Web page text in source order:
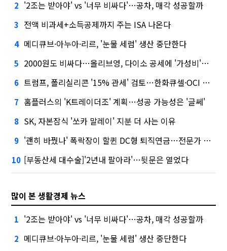
2 '2조는 받아야' vs '너무 비싸다'…공차, 매각 성공할까
3 전액 비과세+소득공제까지 주는 ISA 나온다
4 메디큐브·아누아·리르, '눈물 세럼' 생산 중단한다
5 2000원도 비싸다…올리브영, 다이소 공세에 '가성비'로 맞불
6 트럼프, 폴리실리콘 '15% 관세' 검토…한화큐셀·OCI 영향은?
7 홈플러스의 'K트레이더조' 계획…성공 가능성은 '글쎄'
8 SK, 자본잠식 '쏘카 말레이' 지분 더 사는 이유
9 '괜히 바꿨나' 폭락장이 할퀸 DC형 퇴직연금…전문가 조언은
10 [부동산세 대수술]'2년내 팔아라'…뒷문은 열었다
많이 본 생활경제 뉴스
1 '2조는 받아야' vs '너무 비싸다'…공차, 매각 성공할까
2 메디큐브·아누아·리르, '눈물 세럼' 생산 중단한다